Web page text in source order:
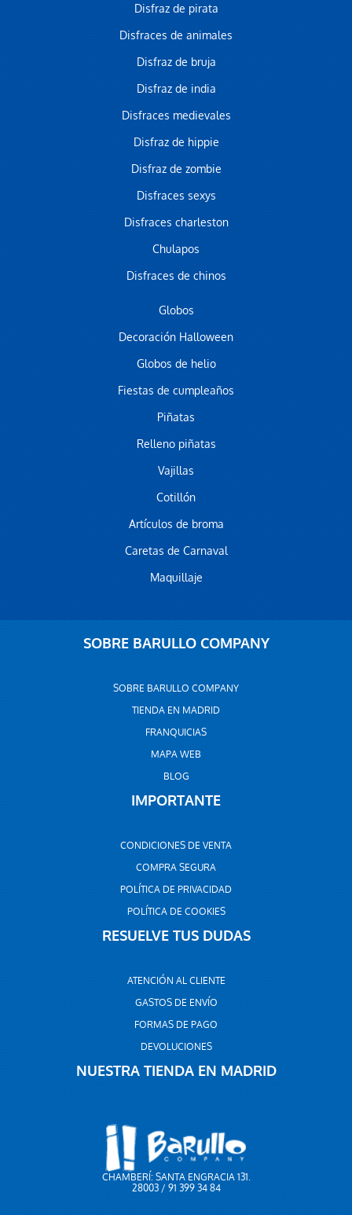
Disfraz de pirata
Disfraces de animales
Disfraz de bruja
Disfraz de india
Disfraces medievales
Disfraz de hippie
Disfraz de zombie
Disfraces sexys
Disfraces charleston
Chulapos
Disfraces de chinos
Globos
Decoración Halloween
Globos de helio
Fiestas de cumpleaños
Piñatas
Relleno piñatas
Vajillas
Cotillón
Artículos de broma
Caretas de Carnaval
Maquillaje
SOBRE BARULLO COMPANY
SOBRE BARULLO COMPANY
TIENDA EN MADRID
FRANQUICIAS
MAPA WEB
BLOG
IMPORTANTE
CONDICIONES DE VENTA
COMPRA SEGURA
POLÍTICA DE PRIVACIDAD
POLÍTICA DE COOKIES
RESUELVE TUS DUDAS
ATENCIÓN AL CLIENTE
GASTOS DE ENVÍO
FORMAS DE PAGO
DEVOLUCIONES
NUESTRA TIENDA EN MADRID
CHAMBERÍ: SANTA ENGRACIA 131.
28003 / 91 399 34 84